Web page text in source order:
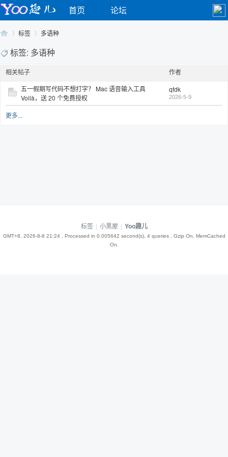
首页 论坛
Yo›
标签 多语种
标签: 多语种
相关帖子
作者
五一假期写代码不想打字？ Mac 语音输入工具
Voilà，送 20 个免费授权
qfdk
2026-5-9
更多...
标签 | 小黑屋 | Yoo趣儿
GMT+8, 2026-8-8 21:24, Processed in 0.005642 second(s), 4 queries , Gzip On, MemCached
On.